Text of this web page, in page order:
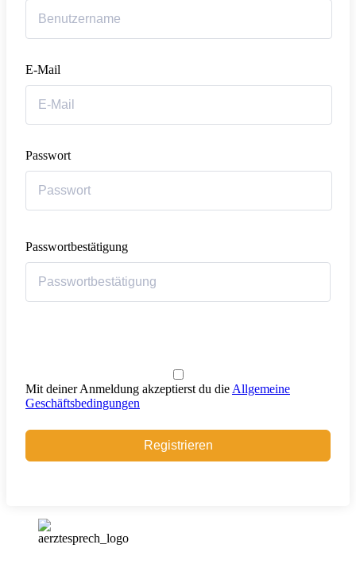
E-Mail
Passwort
Passwortbestätigung
Mit deiner Anmeldung akzeptierst du die Allgemeine
Geschäftsbedingungen
Registrieren